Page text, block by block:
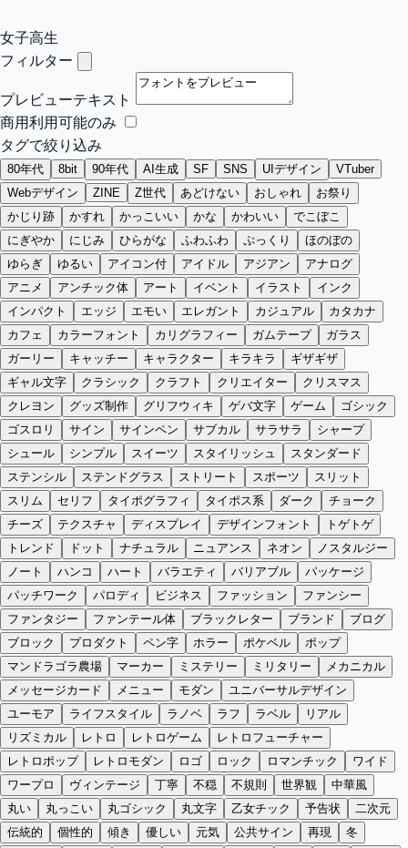
女子高生
フィルター
プレビューテキスト
商用利用可能のみ
タグで絞り込み
80年代 8bit 90年代 AI生成 SF SNS UIデザイン
VTuber
Webデザイン
ZINE Z世代 あどけない おしゃれ
お祭り
かじり跡
かすれ かっこいい かな かわいい
でこぼこ
にぎやか
にじみ ひらがな ふわふわ ぷっくり
ほのぼの
ゆらぎ
ゆるい アイコン付 アイドル アジアン
アナログ
アニメ
アンチック体 アート イベント イラスト
インク
インパクト
エッジ エモい エレガント カジュアル
カタカナ
カフェ
カラーフォント カリグラフィー ガムテープ
ガラス
ガーリー
キャッチー キャラクター キラキラ
ギザギザ
ギャル文字
クラシック クラフト クリエイター
クリスマス
クレヨン
グッズ制作 グリフウィキ ゲバ文字 ゲーム
ゴシック
ゴスロリ
サイン サインペン サブカル サラサラ
シャープ
シュール
シンプル スイーツ スタイリッシュ
スタンダード
ステンシル
ステンドグラス ストリート スポーツ
スリット
スリム
セリフ タイポグラフィ タイポス系 ダーク
チョーク
チーズ
テクスチャ ディスプレイ デザインフォント
トゲトゲ
トレンド
ドット ナチュラル ニュアンス ネオン
ノスタルジー
ノート
ハンコ ハート バラエティ バリアブル
パッケージ
パッチワーク
パロディ ビジネス ファッション
ファンシー
ファンタジー
ファンテール体 ブラックレター ブランド
ブログ
ブロック
プロダクト ペン字 ホラー ポケベル
ポップ
マンドラゴラ農場
マーカー ミステリー ミリタリー
メカニカル
メッセージカード
メニュー モダン
ユニバーサルデザイン
ユーモア
ライフスタイル ラノベ ラフ ラベル
リアル
リズミカル
レトロ レトロゲーム
レトロフューチャー
レトロポップ
レトロモダン ロゴ ロック ロマンチック
ワイド
ワープロ
ヴィンテージ 丁寧 不穏 不規則 世界観
中華風
丸い
丸っこい 丸ゴシック 丸文字 乙女チック 予告状
二次元
伝統的
個性的 傾き 優しい 元気 公共サイン 再現
冬